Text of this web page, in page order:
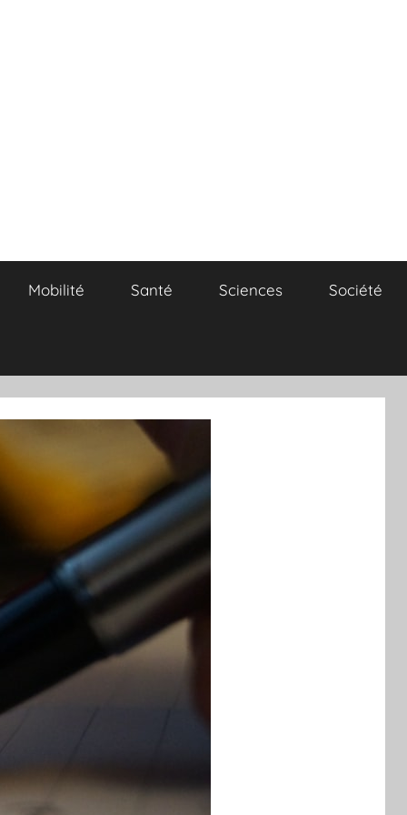
Mobilité Santé Sciences Société